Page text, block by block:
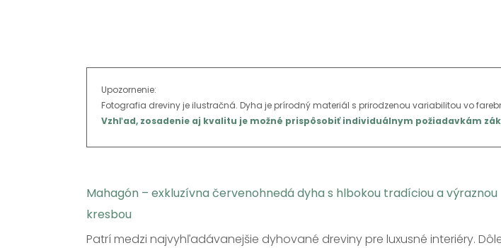
Upozornenie:
Fotografia dreviny je ilustračná. Dyha je prírodný materiál s prirodzenou variabilitou vo
Vzhľad, zosadenie aj kvalitu je možné prispôsobiť individuálnym požiadavkám
Mahagón – exkluzívna červenohnedá dyha s hlbokou tradíciou a výraznou
kresbou
Patrí medzi najvyhľadávanejšie dyhované dreviny pre luxusné interiéry.